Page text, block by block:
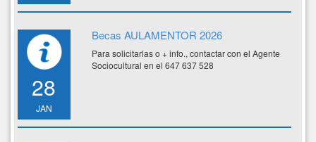
28
JAN
Becas AULAMENTOR 2026
Para solicitarlas o + info., contactar con el Agente
Sociocultural en el 647 637 528